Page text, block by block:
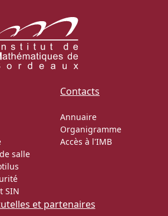
salle
SIN
Contacts
Annuaire
Organigramme
Accès à l'IMB
et partenaires